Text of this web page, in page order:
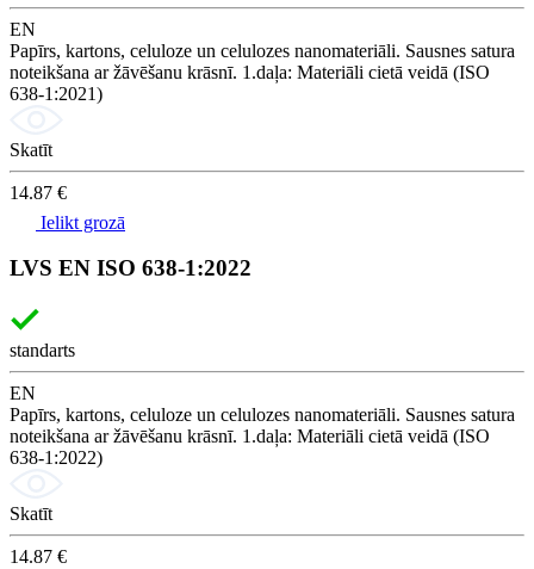
EN
Papīrs, kartons, celuloze un celulozes nanomateriāli. Sausnes satura
noteikšana ar žāvēšanu krāsnī. 1.daļa: Materiāli cietā veidā (ISO
638-1:2021)
Skatīt
14.87 €
Ielikt grozā
LVS EN ISO 638-1:2022
standarts
EN
Papīrs, kartons, celuloze un celulozes nanomateriāli. Sausnes satura
noteikšana ar žāvēšanu krāsnī. 1.daļa: Materiāli cietā veidā (ISO
638-1:2022)
Skatīt
14.87 €